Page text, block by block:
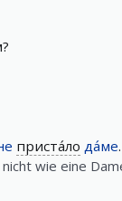
?
приста́ло да́ме.
wie eine